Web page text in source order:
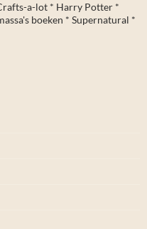
a-lot * Harry Potter *
boeken * Supernatural *